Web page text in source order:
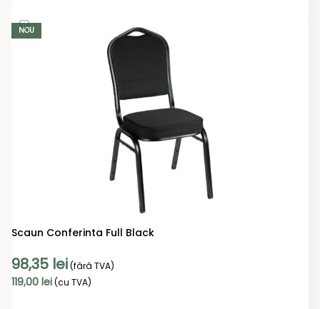
NOU
Scaun Conferinta Full Black
98,35 lei(fără TVA)
119,00 lei(cu TVA)